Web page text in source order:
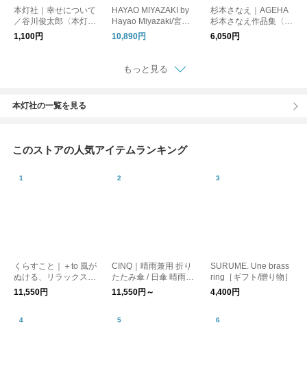
本灯社｜幸せについて
／谷川俊太郎〈本灯社
の本〉
1,100円
HAYAO MIYAZAKI by
Hayao Miyazaki/宮崎
駿 作品集
10,890円
杉本さなえ｜AGEHA
杉本さなえ作品集〈本
灯社の本〉
6,050円
もっと見る
本灯社の一覧を見る
このストアの人気アイテムランキング
くらすこと｜＋to 風が
ぬける、リラックスブ
ラウス
11,550円
CINQ｜晴雨兼用 折り
たたみ傘 / 日傘 晴雨兼
用傘［UVケア/紫外線
対策/母の日］
11,550円～
SURUME. Une brass
ring［ギフト/贈り物］
4,400円